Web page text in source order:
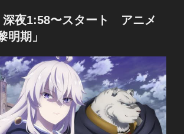
深夜1:58〜スタート アニメ
明期」